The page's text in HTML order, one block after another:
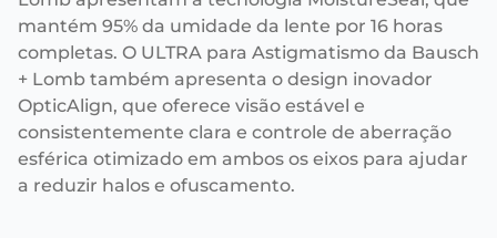
mantém 95% da umidade da lente por 16 horas
completas. O ULTRA para Astigmatismo da Bausch
+ Lomb também apresenta o design inovador
OpticAlign, que oferece visão estável e
consistentemente clara e controle de aberração
esférica otimizado em ambos os eixos para ajudar
a reduzir halos e ofuscamento.